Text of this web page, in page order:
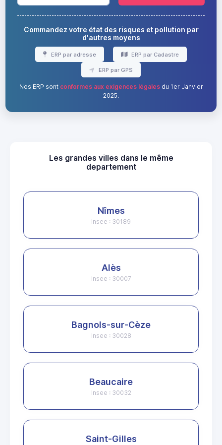
Commandez votre état des risques et pollution par
d'autres moyens
ERP par adresse ERP par Cadastre
ERP par GPS
Nos ERP sont conformes aux exigences légalesdu 1er Janvier
2025.
Les grandes villes dans le même
departement
Nîmes
Insee : 30189
Alès
Insee : 30007
Bagnols-sur-Cèze
Insee : 30028
Beaucaire
Insee : 30032
Saint-Gilles